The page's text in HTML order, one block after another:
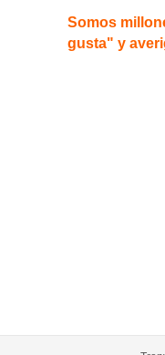
Somos
gusta" y